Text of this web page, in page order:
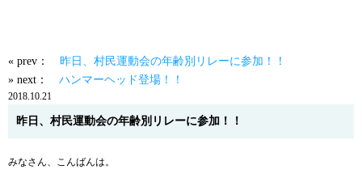
« prev： 昨日、村民運動会の年齢別リレーに参加！！
» next： ハンマーヘッド登場！！
2018.10.21
昨日、村民運動会の年齢別リレーに参加！！
みなさん、こんばんは。